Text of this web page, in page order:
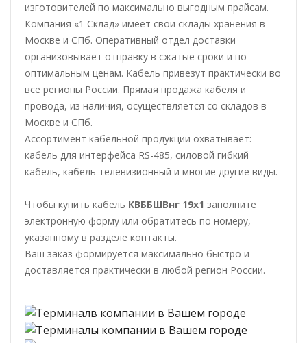
изготовителей по максимально выгодным прайсам.
Компания «1 Склад» имеет свои склады хранения в
Москве и СПб. Оперативный отдел доставки
организовывает отправку в сжатые сроки и по
оптимальным ценам. Кабель привезут практически во
все регионы России. Прямая продажа кабеля и
провода, из наличия, осуществляется со складов в
Москве и СПб.
Ассортимент кабельной продукции охватывает:
кабель для интерфейса RS-485, силовой гибкий
кабель, кабель телевизионный и многие другие виды.
Чтобы купить кабель КВББШВнг 19х1 заполните
электронную форму или обратитесь по номеру,
указанному в разделе контакты.
Ваш заказ формируется максимально быстро и
доставляется практически в любой регион России.